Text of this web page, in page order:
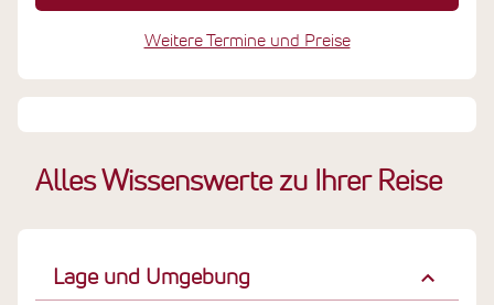
Alles Wissenswerte zu Ihrer Reise
Lage und Umgebung
Weitere Termine und Preise